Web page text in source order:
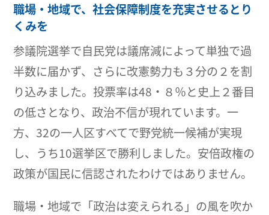
職場・地域で、社会保障制度を充実させるとり
くみを
参議院選挙で自民党は議席減によって単独で過
半数に届かず、さらに改憲勢力も３分の２を割
り込みました。投票率は48・８％と史上２番目
の低さとなり、政治不信が現れています。一
方、32の一人区すべてで野党統一候補が実現
し、うち10選挙区で勝利しました。安倍政権の
政策が国民に信認されたわけではありません。
職場・地域で「政治は変えられる」の風を吹か